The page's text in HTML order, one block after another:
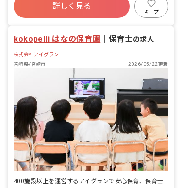
WEB面接OK
詳しく見る
キープ
kokopelli はなの保育園 保育士の求人
株式会社アイグラン
宮崎県/宮崎市
2026/05/22更新
400施設以上を運営するアイグランで安心保育、保育士生活を応援します